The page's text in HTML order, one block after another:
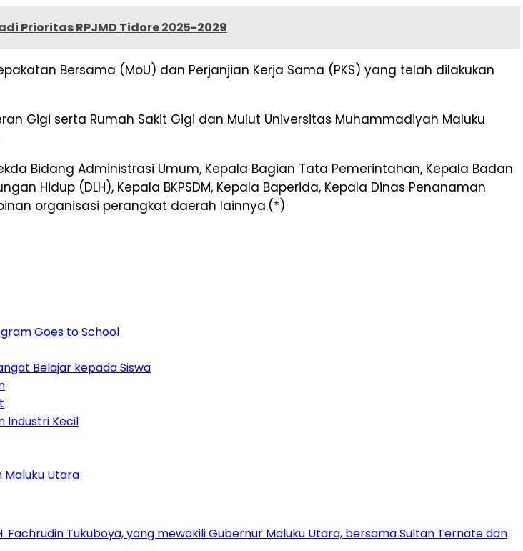
Prioritas RPJMD Tidore 2025-2029
Bersama (MoU) dan Perjanjian Kerja Sama (PKS) yang telah dilakukan
Gigi serta Rumah Sakit Gigi dan Mulut Universitas Muhammadiyah Maluku
Bidang Administrasi Umum, Kepala Bagian Tata Pemerintahan, Kepala Badan
Hidup (DLH), Kepala BKPSDM, Kepala Baperida, Kepala Dinas Penanaman
organisasi perangkat daerah lainnya.(*)
Goes to School
Belajar kepada Siswa
Industri Kecil
Maluku Utara